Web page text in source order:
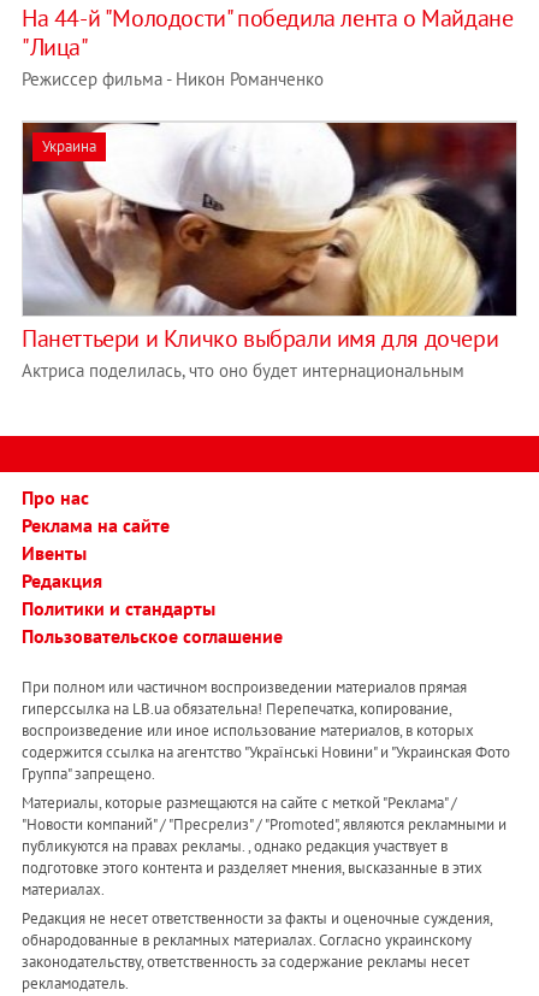
На 44-й "Молодости" победила лента о Майдане
"Лица"
Режиссер фильма - Никон Романченко
Украина
Панеттьери и Кличко выбрали имя для дочери
Актриса поделилась, что оно будет интернациональным
Про нас
Реклама на сайте
Ивенты
Редакция
Политики и стандарты
Пользовательское соглашение
При полном или частичном воспроизведении материалов прямая
гиперссылка на LB.ua обязательна! Перепечатка, копирование,
воспроизведение или иное использование материалов, в которых
содержится ссылка на агентство "Українськi Новини" и "Украинская Фото
Группа" запрещено.
Материалы, которые размещаются на сайте с меткой "Реклама" /
"Новости компаний" / "Пресрелиз" / "Promoted", являются рекламными и
публикуются на правах рекламы. , однако редакция участвует в
подготовке этого контента и разделяет мнения, высказанные в этих
материалах.
Редакция не несет ответственности за факты и оценочные суждения,
обнародованные в рекламных материалах. Согласно украинскому
законодательству, ответственность за содержание рекламы несет
рекламодатель.